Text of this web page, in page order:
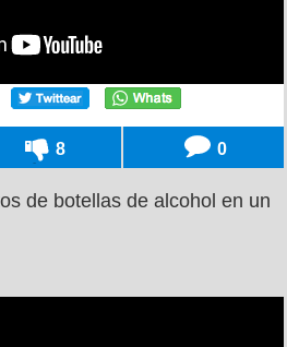
8 0
de botellas de alcohol en un